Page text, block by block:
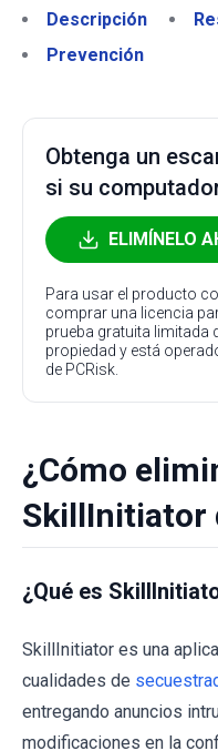
Descripción
Prevención
Obtenga un
si su
ELIMÍNELO
Para usar el producto
comprar una licencia
prueba gratuita limitada
propiedad y está
de PCRisk.
¿Cómo
SkillInitiator
¿Qué es
SkillInitiator es una
cualidades de
entregando anuncios
modificaciones en la